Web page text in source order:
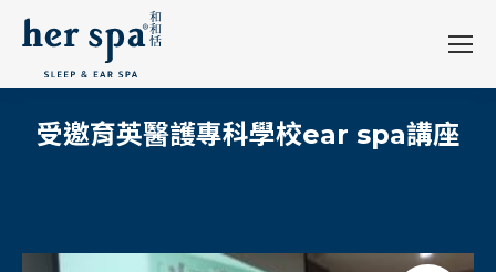
受邀育英醫護專科學校ear spa講座